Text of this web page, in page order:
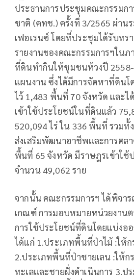
ประธานการประชุมคณะกรรมก
ชาติ (คทช.) ครั้งที่ 3/2565 ผ่าน
เฟอเรนซ์ โดยที่ประชุมได้รับท
รายงานของคณะกรรมการฯในภ
ที่ดินทำกินให้ชุมชนห้วงปี 2558-
แผนงาน ซึ่งได้มีการจัดหาที่ดิน
ไว้ 1,483 พื้นที่ 70 จังหวัด และไ
เข้าใช้ประโยชน์ในที่ดินแล้ว
520,094 ไร่ ใน 336 พื้นที่ รวมทั้
ส่งเสริมพัฒนาอาชีพและการตล
พื้นที่ 65 จังหวัด มีราษฎรเข้าใ
จำนวน 49,062 ราย
จากนั้น คณะกรรมการฯ ได้พิจา
เกณฑ์ การมอบหมายหน่วยงาน
การใช้ประโยชน์ที่ดินโดยแบ่งอ
ได้แก่ 1.ประเภทพื้นที่ป่าไม้ :ให้ก
2.ประเภทพื้นที่ป่าชายเลน :ให้ก
ทะเลและชายฝั่งดำเนินการ 3.ป